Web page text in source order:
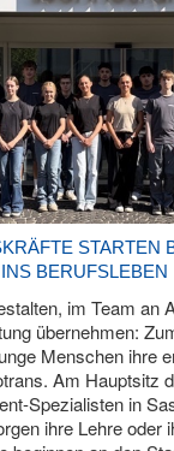
STARTEN
BERUFSLEBEN
im Team an
übernehmen:
Menschen ihre
Am Hauptsitz
Spezialisten in
ihre Lehre oder